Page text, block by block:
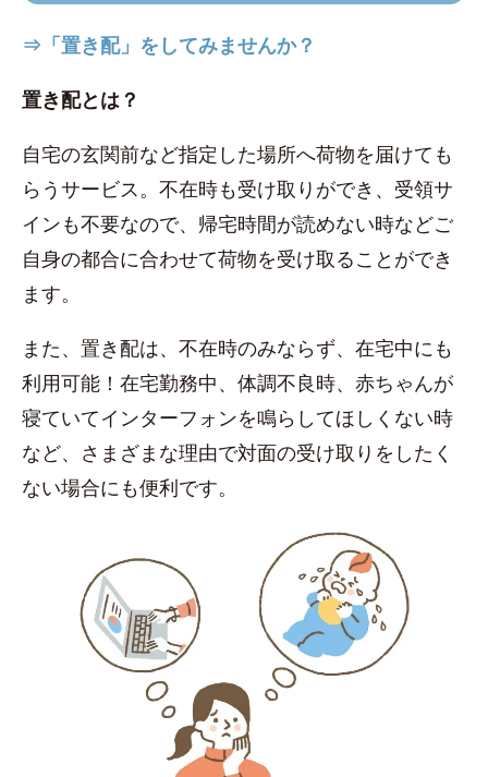
⇒「置き配」をしてみませんか？
置き配とは？
自宅の玄関前など指定した場所へ荷物を届けても
らうサービス。不在時も受け取りができ、受領サ
インも不要なので、帰宅時間が読めない時などご
自身の都合に合わせて荷物を受け取ることができ
ます。
また、置き配は、不在時のみならず、在宅中にも
利用可能！在宅勤務中、体調不良時、赤ちゃんが
寝ていてインターフォンを鳴らしてほしくない時
など、さまざまな理由で対面の受け取りをしたく
ない場合にも便利です。